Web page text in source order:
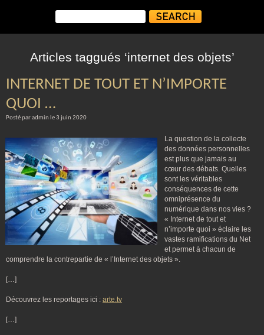
Articles taggués ‘internet des objets’
INTERNET DE TOUT ET N’IMPORTE
QUOI …
Posté par admin le 3 juin 2020
La question de la collecte
des données personnelles
est plus que jamais au
cœur des débats. Quelles
sont les véritables
conséquences de cette
omniprésence du
numérique dans nos vies ?
« Internet de tout et
n’importe quoi » éclaire les
vastes ramifications du Net
et permet à chacun de
comprendre la contrepartie de « l’Internet des objets ».
[…]
Découvrez les reportages ici : arte.tv
[…]